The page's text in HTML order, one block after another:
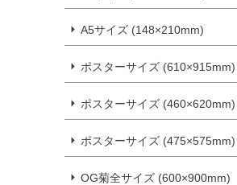
A5サイズ (148×210mm)
ポスターサイズ (610×915mm)
ポスターサイズ (460×620mm)
ポスターサイズ (475×575mm)
OG菊全サイズ (600×900mm)